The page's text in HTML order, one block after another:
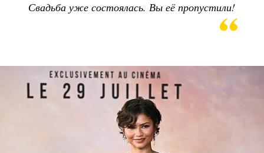
Свадьба уже состоялась. Вы её пропустили!